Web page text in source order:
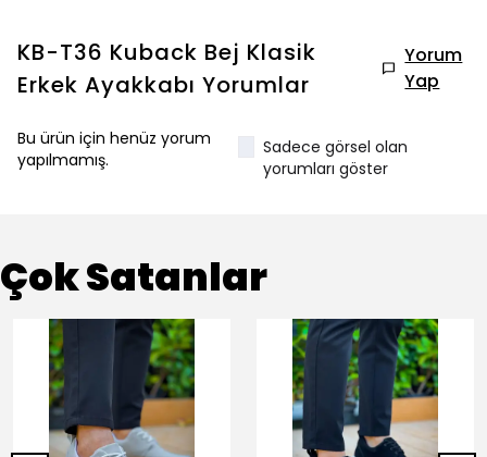
KB-T36 Kuback Bej Klasik
Erkek Ayakkabı Yorumlar
Yorum
Yap
Bu ürün için henüz yorum
yapılmamış.
Sadece görsel olan
yorumları göster
Çok Satanlar